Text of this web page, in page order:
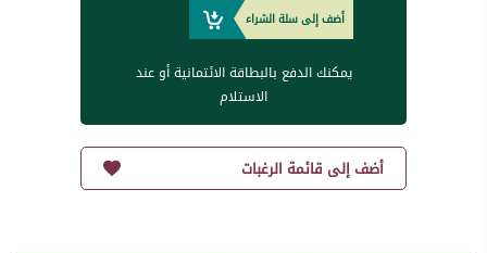
أضف إلى سلة الشراء
يمكنك الدفع بالبطاقة الائتمانية أو عند
الاستلام
أضف إلى قائمة الرغبات